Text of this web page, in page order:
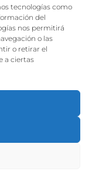
tecnologías como
del
nos permitirá
o las
o retirar el
a ciertas
de este